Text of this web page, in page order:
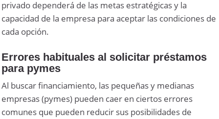
privado dependerá de las metas estratégicas y la
capacidad de la empresa para aceptar las condiciones de
cada opción.
Errores habituales al solicitar préstamos
para pymes
Al buscar financiamiento, las pequeñas y medianas
empresas (pymes) pueden caer en ciertos errores
comunes que pueden reducir sus posibilidades de